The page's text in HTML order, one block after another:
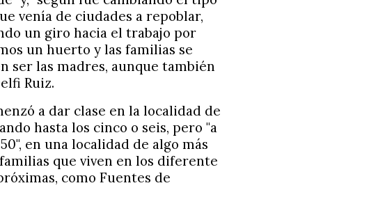
venía de ciudades a repoblar,
un giro hacia el trabajo por
un huerto y las familias se
ser las madres, aunque también
Ruiz.
a dar clase en la localidad de
hasta los cinco o seis, pero "a
en una localidad de algo más
que viven en los diferente
como Fuentes de